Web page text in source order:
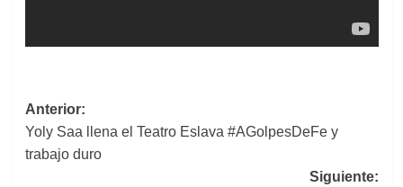
Navegación
de
entradas
Anterior:
Yoly Saa llena el Teatro Eslava #AGolpesDeFe y
trabajo duro
Siguiente: